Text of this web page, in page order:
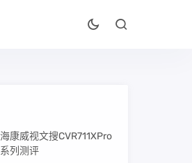
海康威视文搜CVR711XPro
系列测评